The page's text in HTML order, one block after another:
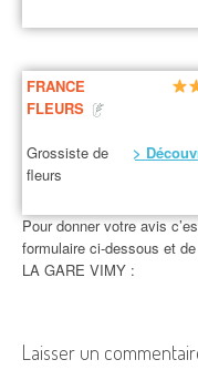
FRANCE
FLEURS
Grossiste de
fleurs
>
Pour donner votre avis
formulaire ci-dessous et
LA GARE VIMY :
Laisser un